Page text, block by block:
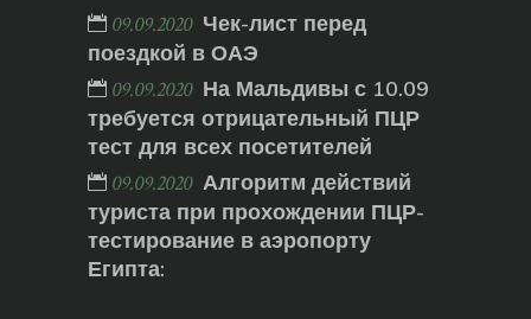
09.09.2020 Чек-лист перед
поездкой в ОАЭ
09.09.2020 На Мальдивы с 10.09
требуется отрицательный ПЦР
тест для всех посетителей
09.09.2020 Алгоритм действий
туриста при прохождении ПЦР-
тестирование в аэропорту
Египта: